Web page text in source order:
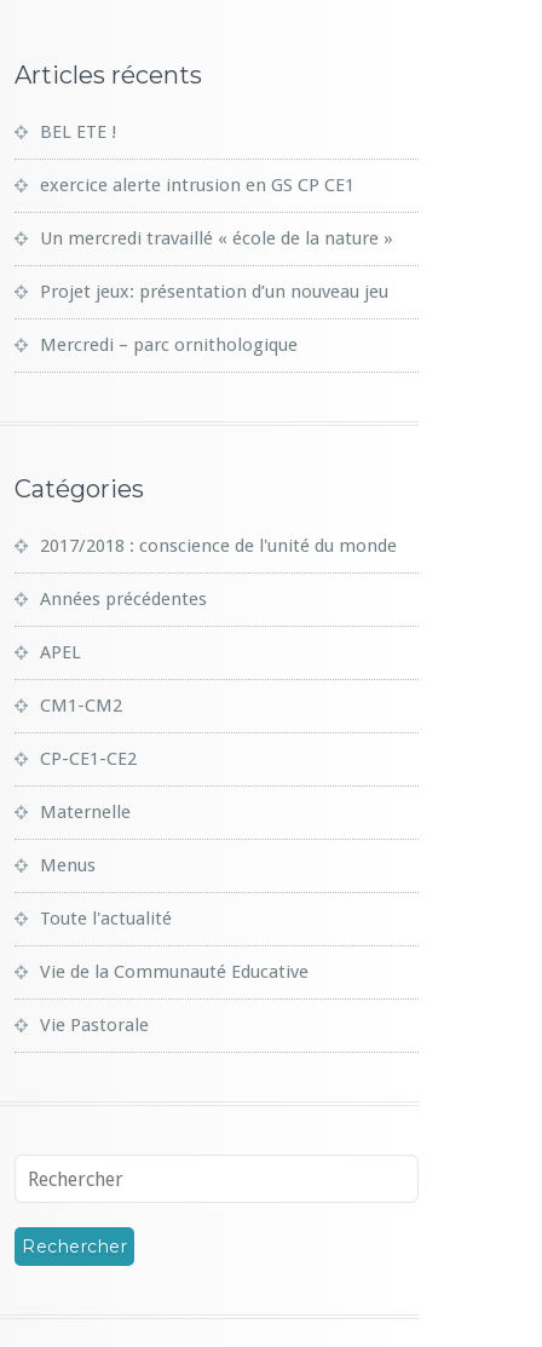
Articles récents
BEL ETE !
exercice alerte intrusion en GS CP CE1
Un mercredi travaillé « école de la nature »
Projet jeux: présentation d’un nouveau jeu
Mercredi – parc ornithologique
Catégories
2017/2018 : conscience de l'unité du monde
Années précédentes
APEL
CM1-CM2
CP-CE1-CE2
Maternelle
Menus
Toute l'actualité
Vie de la Communauté Educative
Vie Pastorale